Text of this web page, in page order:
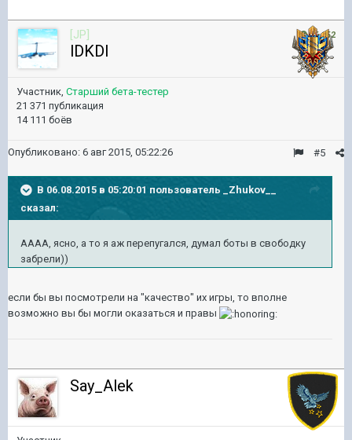
16 152
[JP]
lDKDl
Участник, Старший бета-тестер
21 371 публикация
14 111 боёв
#5
Опубликовано: 6 авг 2015, 05:22:26
В 06.08.2015 в 05:20:01 пользователь _Zhukov__
сказал:
АААА, ясно, а то я аж перепугался, думал боты в свободку
забрели))
если бы вы посмотрели на "качество" их игры, то вполне
возможно вы бы могли оказаться и правы
Say_Alek